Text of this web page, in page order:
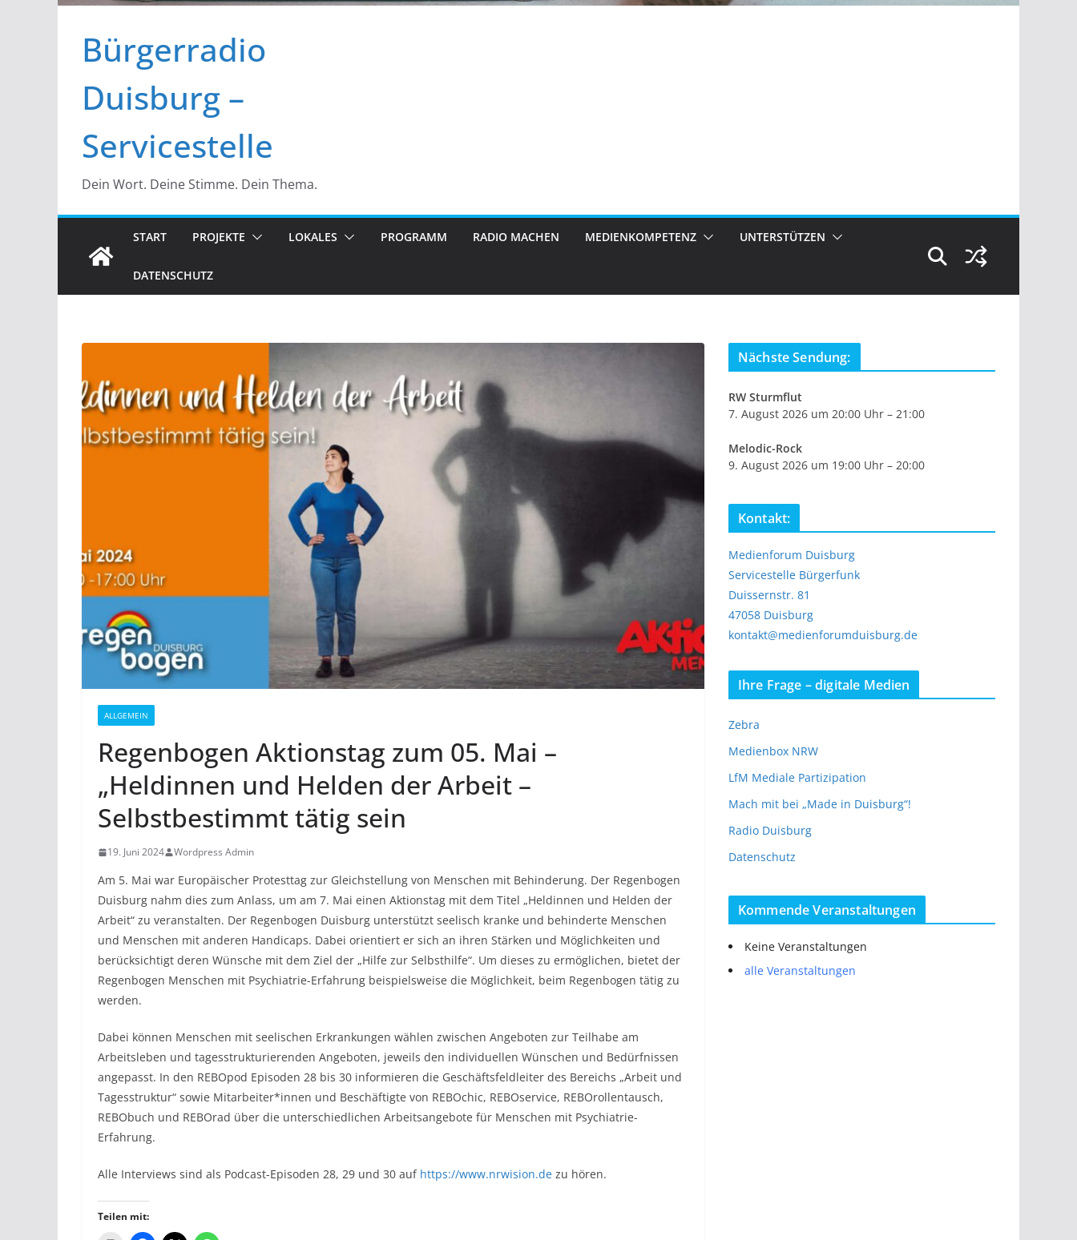
Bürgerradio
Duisburg –
Servicestelle
Dein Wort. Deine Stimme. Dein Thema.
START PROJEKTE LOKALES PROGRAMM RADIO MACHEN MEDIENKOMPETENZ UNTERSTÜTZEN
DATENSCHUTZ
ALLGEMEIN
Regenbogen Aktionstag zum 05. Mai –
„Heldinnen und Helden der Arbeit –
Selbstbestimmt tätig sein
19. Juni 2024 Wordpress Admin
Am 5. Mai war Europäischer Protesttag zur Gleichstellung von Menschen mit Behinderung. Der Regenbogen
Duisburg nahm dies zum Anlass, um am 7. Mai einen Aktionstag mit dem Titel „Heldinnen und Helden der
Arbeit“ zu veranstalten. Der Regenbogen Duisburg unterstützt seelisch kranke und behinderte Menschen
und Menschen mit anderen Handicaps. Dabei orientiert er sich an ihren Stärken und Möglichkeiten und
berücksichtigt deren Wünsche mit dem Ziel der „Hilfe zur Selbsthilfe“. Um dieses zu ermöglichen, bietet der
Regenbogen Menschen mit Psychiatrie-Erfahrung beispielsweise die Möglichkeit, beim Regenbogen tätig zu
werden.
Dabei können Menschen mit seelischen Erkrankungen wählen zwischen Angeboten zur Teilhabe am
Arbeitsleben und tagesstrukturierenden Angeboten, jeweils den individuellen Wünschen und Bedürfnissen
angepasst. In den REBOpod Episoden 28 bis 30 informieren die Geschäftsfeldleiter des Bereichs „Arbeit und
Tagesstruktur“ sowie Mitarbeiter*innen und Beschäftigte von REBOchic, REBOservice, REBOrollentausch,
REBObuch und REBOrad über die unterschiedlichen Arbeitsangebote für Menschen mit Psychiatrie-
Erfahrung.
Alle Interviews sind als Podcast-Episoden 28, 29 und 30 auf https://www.nrwision.de zu hören.
Teilen mit:
Nächste Sendung:
RW Sturmflut
7. August 2026 um 20:00 Uhr – 21:00
Melodic-Rock
9. August 2026 um 19:00 Uhr – 20:00
Kontakt:
Medienforum Duisburg
Servicestelle Bürgerfunk
Duissernstr. 81
47058 Duisburg
kontakt@medienforumduisburg.de
Ihre Frage – digitale Medien
Zebra
Medienbox NRW
LfM Mediale Partizipation
Mach mit bei „Made in Duisburg“!
Radio Duisburg
Datenschutz
Kommende Veranstaltungen
Keine Veranstaltungen
alle Veranstaltungen